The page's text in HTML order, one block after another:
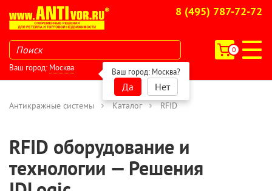
8 (495) 787-72-72
0
Ваш город: Москва Ваш город: Москва?
Да Нет
Антикражные системы Каталог RFID
RFID оборудование и
технологии — Решения